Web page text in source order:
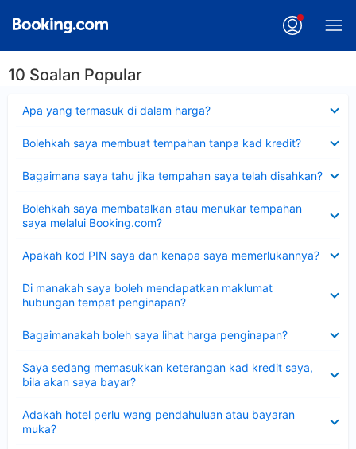
10 Soalan Popular
Apa yang termasuk di dalam harga?
Bolehkah saya membuat tempahan tanpa kad kredit?
Bagaimana saya tahu jika tempahan saya telah disahkan?
Bolehkah saya membatalkan atau menukar tempahan
saya melalui Booking.com?
Apakah kod PIN saya dan kenapa saya memerlukannya?
Di manakah saya boleh mendapatkan maklumat
hubungan tempat penginapan?
Bagaimanakah boleh saya lihat harga penginapan?
Saya sedang memasukkan keterangan kad kredit saya,
bila akan saya bayar?
Adakah hotel perlu wang pendahuluan atau bayaran
muka?